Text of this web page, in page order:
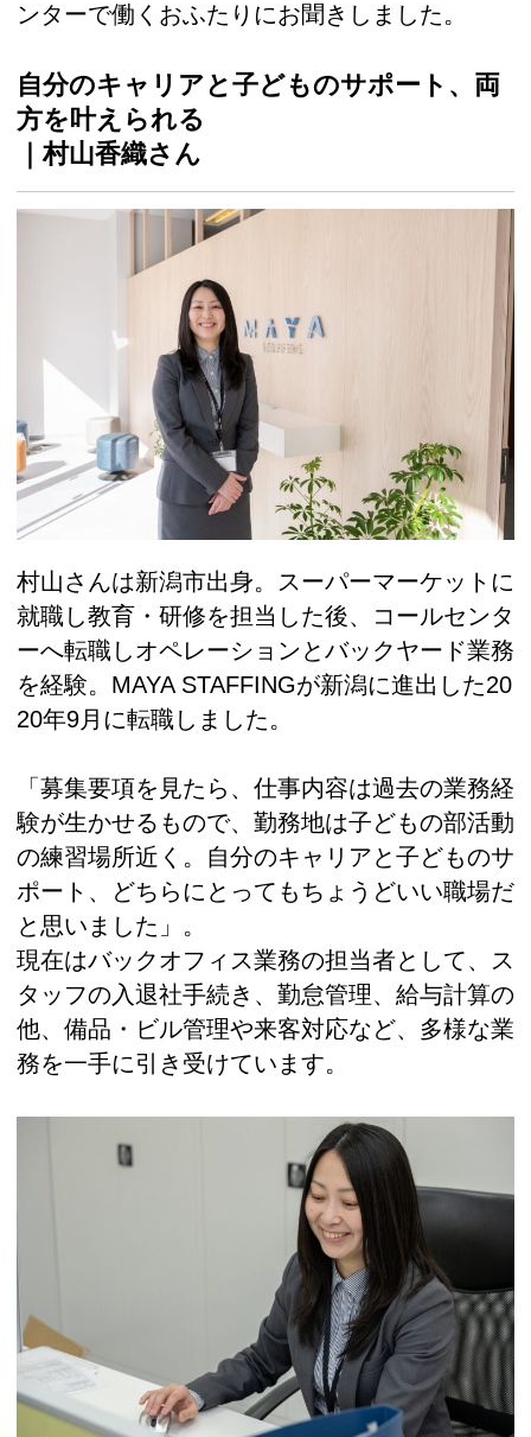
ンターで働くおふたりにお聞きしました。
自分のキャリアと子どものサポート、両
方を叶えられる
｜村山香織さん
村山さんは新潟市出身。スーパーマーケットに
就職し教育・研修を担当した後、コールセンタ
ーへ転職しオペレーションとバックヤード業務
を経験。MAYA STAFFINGが新潟に進出した20
20年9月に転職しました。
「募集要項を見たら、仕事内容は過去の業務経
験が生かせるもので、勤務地は子どもの部活動
の練習場所近く。自分のキャリアと子どものサ
ポート、どちらにとってもちょうどいい職場だ
と思いました」。
現在はバックオフィス業務の担当者として、ス
タッフの入退社手続き、勤怠管理、給与計算の
他、備品・ビル管理や来客対応など、多様な業
務を一手に引き受けています。